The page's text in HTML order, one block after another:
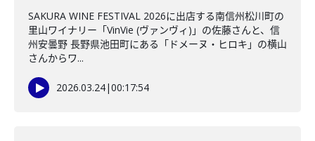
SAKURA WINE FESTIVAL 2026に出店する南信州松川町の
里山ワイナリー「VinVie (ヴァンヴィ)」の佐藤さんと、信
州安曇野 長野県池田町にある「ドメーヌ・ヒロキ」の横山
さんからワ...
2026.03.24|00:17:54